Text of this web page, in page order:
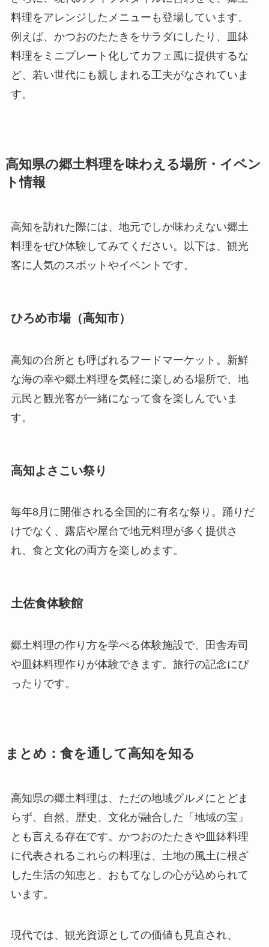
料理をアレンジしたメニューも登場しています。
例えば、かつおのたたきをサラダにしたり、皿鉢
料理をミニプレート化してカフェ風に提供するな
ど、若い世代にも親しまれる工夫がなされていま
す。
高知県の郷土料理を味わえる場所・イベン
ト情報
高知を訪れた際には、地元でしか味わえない郷土
料理をぜひ体験してみてください。以下は、観光
客に人気のスポットやイベントです。
ひろめ市場（高知市）
高知の台所とも呼ばれるフードマーケット。新鮮
な海の幸や郷土料理を気軽に楽しめる場所で、地
元民と観光客が一緒になって食を楽しんでいま
す。
高知よさこい祭り
毎年8月に開催される全国的に有名な祭り。踊りだ
けでなく、露店や屋台で地元料理が多く提供さ
れ、食と文化の両方を楽しめます。
土佐食体験館
郷土料理の作り方を学べる体験施設で、田舎寿司
や皿鉢料理作りが体験できます。旅行の記念にぴ
ったりです。
まとめ：食を通して高知を知る
高知県の郷土料理は、ただの地域グルメにとどま
らず、自然、歴史、文化が融合した「地域の宝」
とも言える存在です。かつおのたたきや皿鉢料理
に代表されるこれらの料理は、土地の風土に根ざ
した生活の知恵と、おもてなしの心が込められて
います。
現代では、観光資源としての価値も見直され、